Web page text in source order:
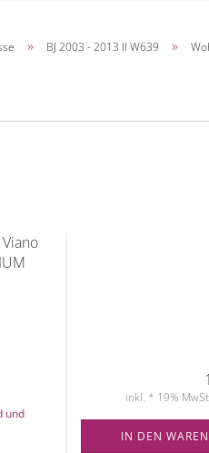
» BJ 2003 - 2013 II W639 »
und
inkl. * 19%
IN DEN